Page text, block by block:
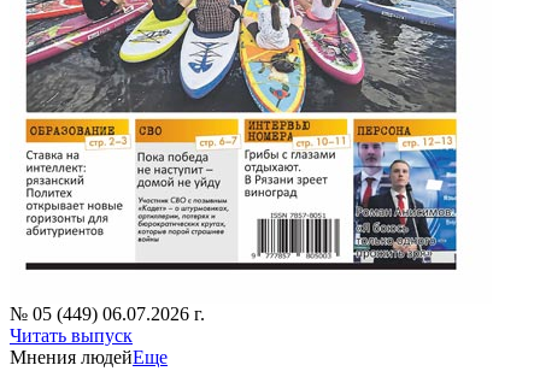
№ 05 (449) 06.07.2026 г.
Читать выпуск
Мнения людейЕще